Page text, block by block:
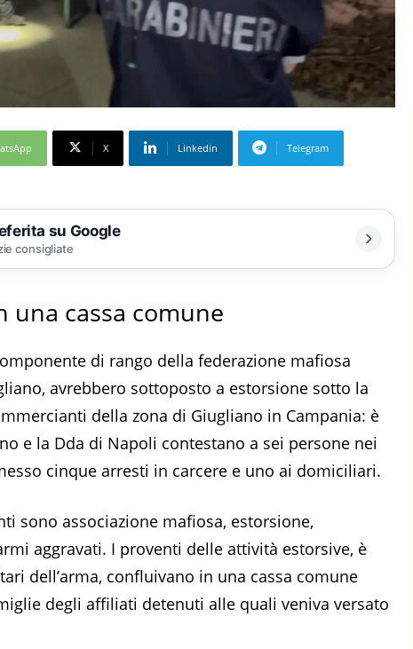
X Linkedin Telegram
su Google
consigliate
una cassa comune
di rango della federazione mafiosa
avrebbero sottoposto a estorsione sotto la
della zona di Giugliano in Campania: è
e la Dda di Napoli contestano a sei persone nei
cinque arresti in carcere e uno ai domiciliari.
sono associazione mafiosa, estorsione,
aggravati. I proventi delle attività estorsive, è
dell’arma, confluivano in una cassa comune
degli affiliati detenuti alle quali veniva versato